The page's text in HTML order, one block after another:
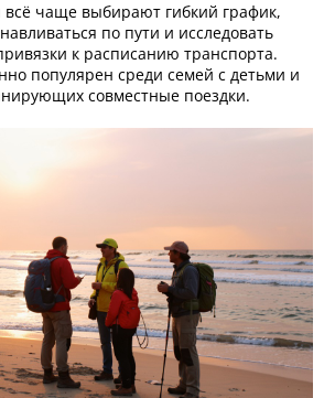
всё чаще выбирают гибкий график,
по пути и исследовать
к расписанию транспорта.
популярен среди семей с детьми и
совместные поездки.